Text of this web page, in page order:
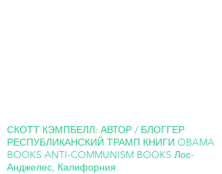
СКОТТ КЭМПБЕЛЛ: АВТОР / БЛОГГЕР
РЕСПУБЛИКАНСКИЙ ТРАМП КНИГИ OBAMA
BOOKS ANTI-COMMUNISM BOOKS Лос-
Анджелес, Калифорния